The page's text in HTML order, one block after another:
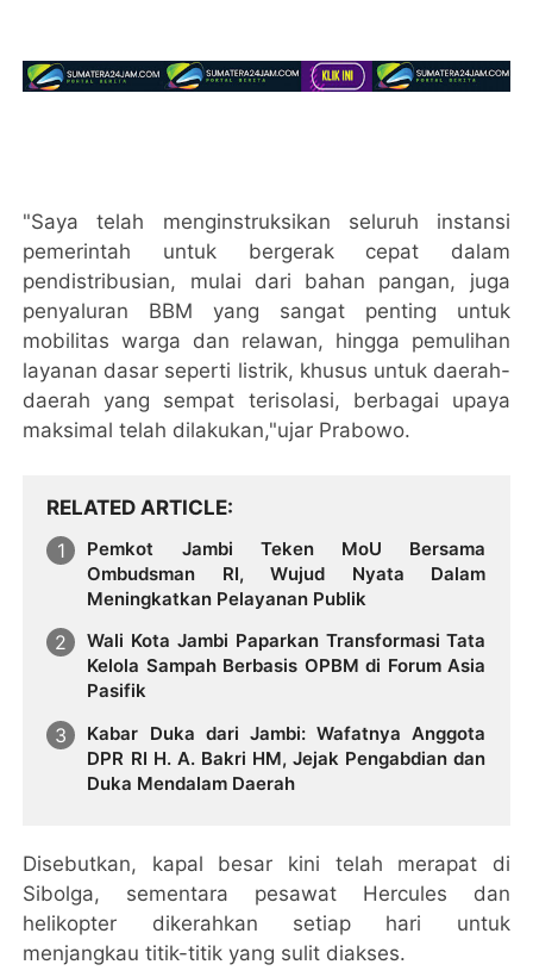
"Saya telah menginstruksikan seluruh instansi
pemerintah untuk bergerak cepat dalam
pendistribusian, mulai dari bahan pangan, juga
penyaluran BBM yang sangat penting untuk
mobilitas warga dan relawan, hingga pemulihan
layanan dasar seperti listrik, khusus untuk daerah-
daerah yang sempat terisolasi, berbagai upaya
maksimal telah dilakukan,"ujar Prabowo.
RELATED ARTICLE
Pemkot Jambi Teken MoU Bersama
Ombudsman RI, Wujud Nyata Dalam
Meningkatkan Pelayanan Publik
Wali Kota Jambi Paparkan Transformasi Tata
Kelola Sampah Berbasis OPBM di Forum Asia
Pasifik
Kabar Duka dari Jambi: Wafatnya Anggota
DPR RI H. A. Bakri HM, Jejak Pengabdian dan
Duka Mendalam Daerah
Disebutkan, kapal besar kini telah merapat di
Sibolga, sementara pesawat Hercules dan
helikopter dikerahkan setiap hari untuk
menjangkau titik-titik yang sulit diakses.